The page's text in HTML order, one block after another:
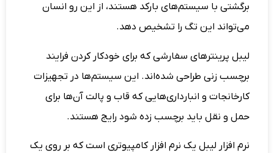
برگشتی با سیستم‌های بارکد هستند، از این رو انسان
می‌تواند این تگ را تشخیص دهد.
لیبل پرینترهای سفارشی که برای خودکار کردن فرایند
برچسب زنی طراحی شده‌اند. این سیستم‌ها در تجهیزات
کارخانجات و انبارداری‌هایی که قاب و پالت آن‌ها برای
حمل و نقل باید برچسب زده شود رایج هستند.
نرم افزار لیبل یک نرم افزار کامپیوتری است که بر روی یک